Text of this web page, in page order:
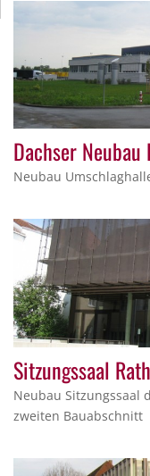
Dachser
Neubau
Sitzungssaal
Neubau Sitzungssaal
zweiten Bauabschnitt